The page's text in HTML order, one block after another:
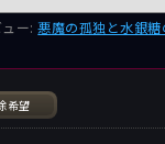
ュー:悪魔の孤独と水銀
希望